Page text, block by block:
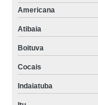
placas de sinalização de
placas de sinalização
cotação de placas de
orçamento de placas de
cotação de placas de
Americana
Atibaia
Boituva
Cocais
Indaiatuba